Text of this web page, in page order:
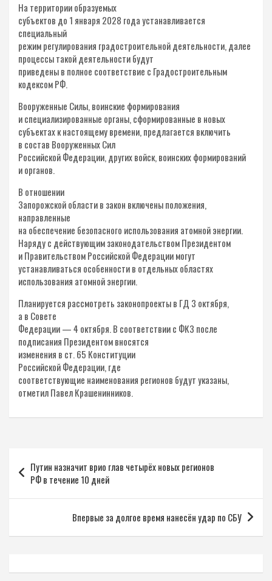
На территории образуемых
субъектов до 1 января 2028 года устанавливается
специальный
режим регулирования градостроительной деятельности, далее
процессы такой деятельности будут
приведены в полное соответствие с Градостроительным
кодексом РФ.
Вооруженные Силы, воинские формирования
и специализированные органы, сформированные в новых
субъектах к настоящему времени, предлагается включить
в состав Вооруженных Сил
Российской Федерации, других войск, воинских формирований
и органов.
В отношении
Запорожской области в закон включены положения,
направленные
на обеспечение безопасного использования атомной энергии.
Наряду с действующим законодательством Президентом
и Правительством Российской Федерации могут
устанавливаться особенности в отдельных областях
использования атомной энергии.
Планируется рассмотреть законопроекты в ГД 3 октября,
а в Совете
Федерации — 4 октября. В соответствии с ФКЗ после
подписания Президентом вносятся
изменения в ст. 65 Конституции
Российской Федерации, где
соответствующие наименования регионов будут указаны,
отметил Павел Крашенинников.
по
записям
Путин назначит врио глав четырёх новых регионов
РФ в течение 10 дней
Впервые за долгое время нанесён удар по СБУ